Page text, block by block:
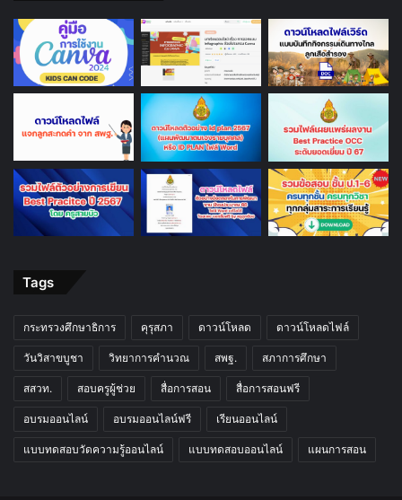
Tags
กระทรวงศึกษาธิการ คุรุสภา ดาวน์โหลด ดาวน์โหลดไฟล์
วันวิสาขบูชา วิทยาการคำนวณ สพฐ. สภาการศึกษา
สสวท. สอบครูผู้ช่วย สื่อการสอน สื่อการสอนฟรี
อบรมออนไลน์ อบรมออนไลน์ฟรี เรียนออนไลน์
แบบทดสอบวัดความรู้ออนไลน์ แบบทดสอบออนไลน์ แผนการสอน